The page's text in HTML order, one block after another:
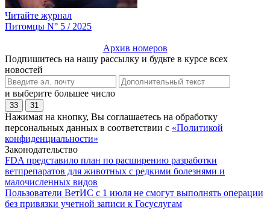
Читайте журнал
Питомцы N° 5 / 2025
Архив номеров
Подпишитесь на нашу рассылку и будьте в курсе всех
новостей
и выберите большее число
33 31
Нажимая на кнопку, Вы соглашаетесь на обработку
персональных данных в соответствии с «Политикой
конфиденциальности»
Законодательство
FDA представило план по расширению разработки
ветпрепаратов для животных с редкими болезнями и
малочисленных видов
Пользователи ВетИС с 1 июля не смогут выполнять операции
без привязки учетной записи к Госуслугам